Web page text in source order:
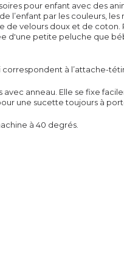
pour enfant avec des
l’enfant par les couleurs, les
de velours doux et de coton.
d'une petite peluche que
à l’attache-
anneau. Elle se fixe
une sucette toujours à
à 40 degrés.